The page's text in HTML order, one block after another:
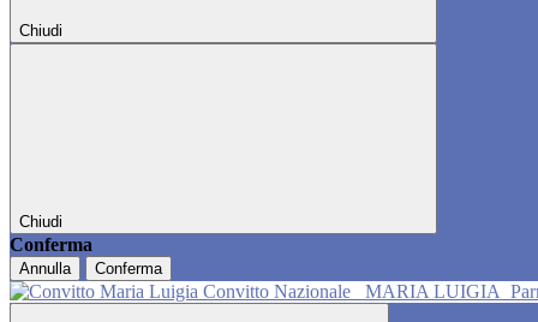
Chiudi
Chiudi
Conferma
Annulla Conferma
Convitto Nazionale MARIA LUIGIA